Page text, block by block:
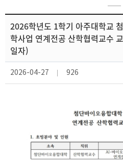
2026학년도 1학기 아주대학교
학사업 연계전공 산학협력교수
일자)
2026-04-27 926